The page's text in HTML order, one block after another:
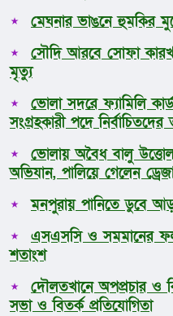
মেঘনার ভাঙনে হুমকির
সৌদি আরবে সোফা
মৃত্যু
ভোলা সদরে ফ্যামিলি
সংগ্রহকারী পদে নির্বাচিতদের
ভোলায় অবৈধ বালু
অভিযান, পালিয়ে গেলেন
মনপুরায় পানিতে ডুবে
এসএসসি ও সমমানের
শতাংশ
দৌলতখানে অপপ্রচার ও
সভা ও বিতর্ক প্রতিযোগিতা